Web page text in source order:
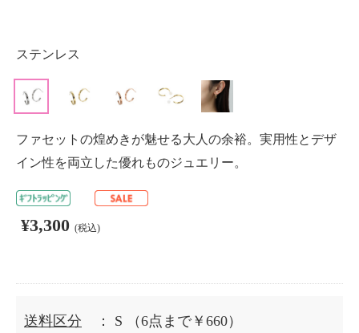
ステンレス
ファセットの煌めきが魅せる大人の余裕。実用性とデザ
イン性を両立した優れものジュエリー。
¥3,300 (税込)
送料区分 ： S
（6点まで￥660）